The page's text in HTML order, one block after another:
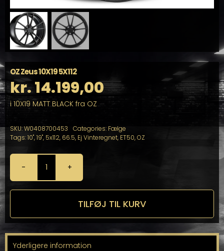
OZ Zeus 10X19 5X112
kr.14.199,00
i 10X19 MATT BLACK fra OZ
SKU:W0408700453 Categories: Fælge
Tags:10",19", 5x112, 66.5, Ej Vinteregnet, ET50,OZ
OZ
Zeus
10X19
TILFØJ TIL KURV
Yderligere information